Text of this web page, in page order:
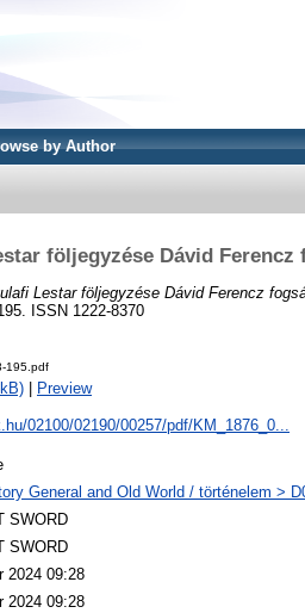
by Author
följegyzése Dávid
Lestar följegyzése Dávid Ferencz
ISSN 1222-8370
195.pdf
Preview
02100/02190/00257/pdf/KM_1876_0...
General and Old World / történelem >
SWORD
SWORD
2024 09:28
2024 09:28